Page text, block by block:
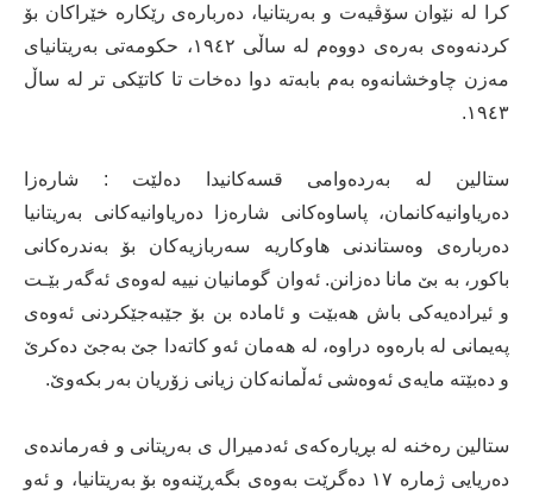
كرا لە نێوان سۆڤیەت و بەریتانیا، دەربارەی رێكارە خێراكان بۆ
كردنەوەی بەرەی دووەم لە ساڵی ١٩٤٢، حكومەتی بەریتانیای
مەزن چاوخشانەوە بەم بابەتە دوا دەخات تا كاتێكی تر لە ساڵ
١٩٤٣.
ستالین لە بەردەوامی قسەكانیدا دەلێت : شارەزا
دەریاوانیەكانمان، پاساوەكانی شارەزا دەریاوانیەكانی بەریتانیا
دەربارەی وەستاندنی هاوكاریە سەربازیەكان بۆ بەندرەكانی
باكور، بە بێ مانا دەزانن. ئەوان گومانیان نییە لەوەی ئەگەر بێـت
و ئیرادەیەكی باش هەبێت و ئامادە بن بۆ جێبەجێكردنی ئەوەی
پەیمانی لە بارەوە دراوە، لە هەمان ئەو كاتەدا جێ بەجێ دەكرێ
و دەبێتە مایەی ئەوەشی ئەڵمانەكان زیانی زۆریان بەر بكەوێ.
ستالین رەخنە لە بڕیارەكەی ئەدمیرال ی بەریتانی و فەرماندەی
دەریایی ژمارە ١٧ دەگرێت بەوەی بگەڕێنەوە بۆ بەریتانیا، و ئەو